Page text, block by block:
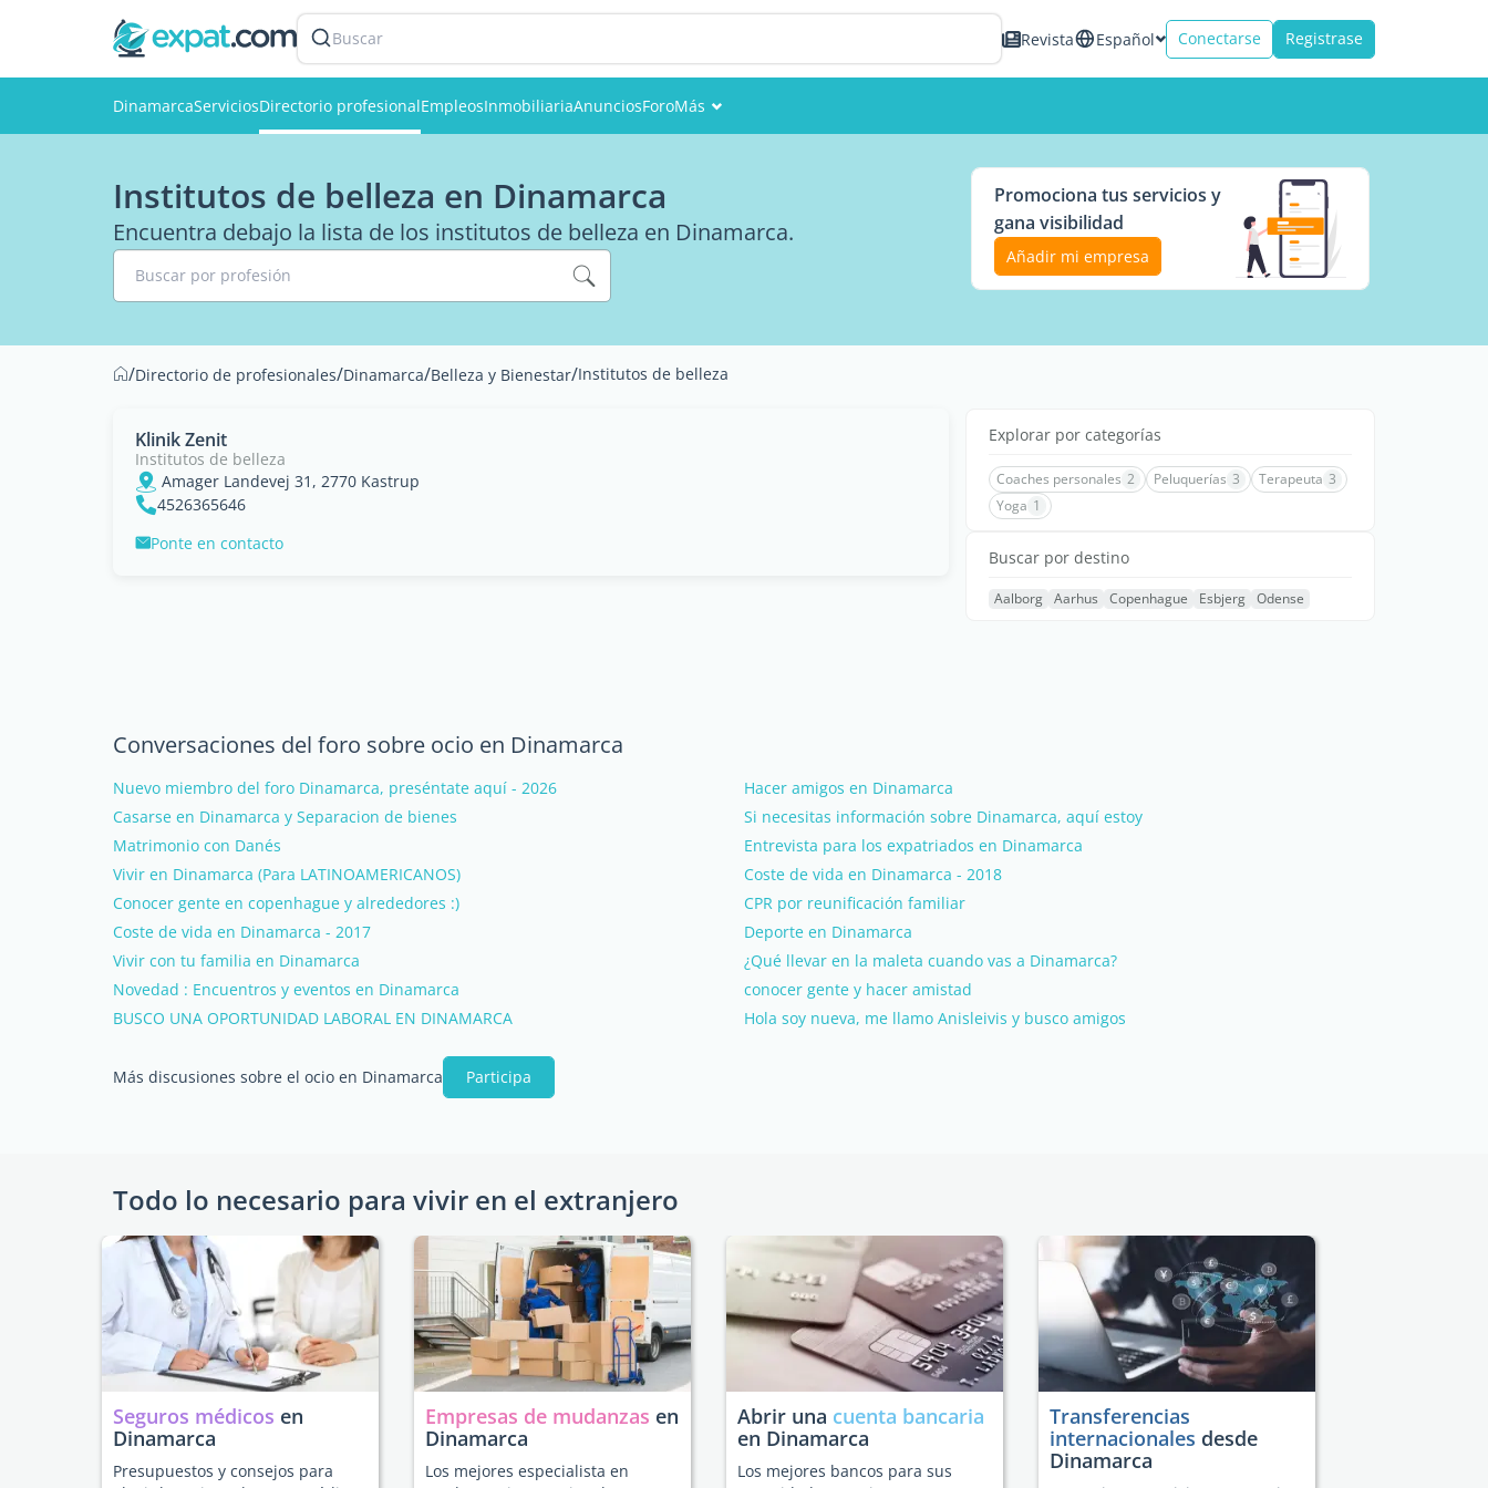
Buscar Revista Español Conectarse Registrase
DinamarcaServiciosDirectorio profesionalEmpleosInmobiliariaAnunciosForoMás
Institutos de belleza en Dinamarca
Encuentra debajo la lista de los institutos de belleza en Dinamarca.
Buscar por profesión
Promociona tus servicios y
gana visibilidad
Añadir mi empresa
/Directorio de profesionales/Dinamarca/Belleza y Bienestar/Institutos de belleza
Klinik Zenit
Institutos de belleza
Amager Landevej 31, 2770 Kastrup
4526365646
Ponte en contacto
Explorar por categorías
Coaches personales 2 Peluquerías 3 Terapeuta 3
Yoga 1
Buscar por destino
Aalborg Aarhus Copenhague Esbjerg Odense
Conversaciones del foro sobre ocio en Dinamarca
Nuevo miembro del foro Dinamarca, preséntate aquí - 2026
Hacer amigos en Dinamarca
Casarse en Dinamarca y Separacion de bienes
Si necesitas información sobre Dinamarca, aquí estoy
Matrimonio con Danés
Entrevista para los expatriados en Dinamarca
Vivir en Dinamarca (Para LATINOAMERICANOS)
Coste de vida en Dinamarca - 2018
Conocer gente en copenhague y alrededores :)
CPR por reunificación familiar
Coste de vida en Dinamarca - 2017
Deporte en Dinamarca
Vivir con tu familia en Dinamarca
¿Qué llevar en la maleta cuando vas a Dinamarca?
Novedad : Encuentros y eventos en Dinamarca
conocer gente y hacer amistad
BUSCO UNA OPORTUNIDAD LABORAL EN DINAMARCA
Hola soy nueva, me llamo Anisleivis y busco amigos
Más discusiones sobre el ocio en Dinamarca Participa
Todo lo necesario para vivir en el extranjero
Seguros médicos en
Dinamarca
Presupuestos y consejos para
Empresas de mudanzas en
Dinamarca
Los mejores especialista en
Abrir una cuenta bancaria
en Dinamarca
Los mejores bancos para sus
Transferencias
internacionales desde
Dinamarca